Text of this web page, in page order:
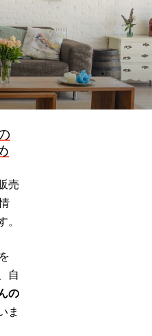
売
。
自
の
ま